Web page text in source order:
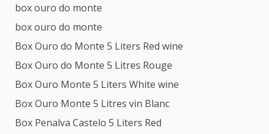
box ouro do monte
box ouro do monte
Box Ouro do Monte 5 Liters Red wine
Box Ouro do Monte 5 Litres Rouge
Box Ouro Monte 5 Liters White wine
Box Ouro Monte 5 Litres vin Blanc
Box Penalva Castelo 5 Liters Red